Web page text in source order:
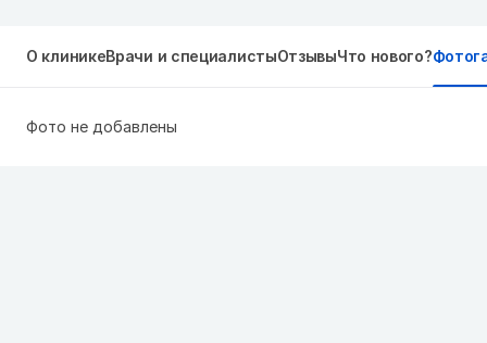
О клиникеВрачи и специалистыОтзывыЧто нового?
Фото не добавлены